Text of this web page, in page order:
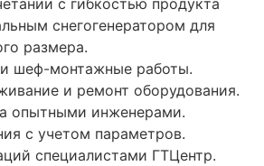
с гибкостью продукта
снегогенератором для
размера.
шеф-монтажные работы.
и ремонт оборудования.
опытными инженерами.
с учетом параметров.
специалистами ГТЦентр.